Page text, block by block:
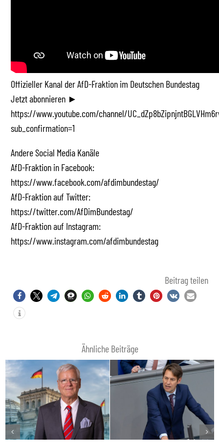
Offizieller Kanal der AfD-Fraktion im Deutschen Bundestag
Jetzt abonnieren ►
https://www.youtube.com/channel/
sub_confirmation=1
Andere Social Media Kanäle
AfD-Fraktion in Facebook:
https://www.facebook.com/afdimbundestag/
AfD-Fraktion auf Twitter:
https://twitter.com/AfDimBundestag/
AfD-Fraktion auf Instagram:
https://www.instagram.com/afdimbundestag
Beitrag teilen
Ähnliche Beiträge